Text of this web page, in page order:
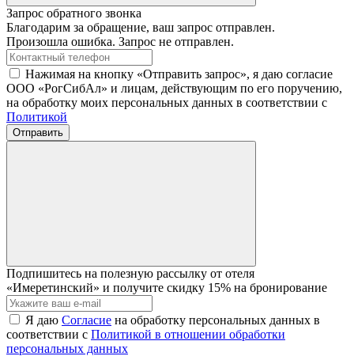
Запрос обратного звонка
Благодарим за обращение, ваш запрос отправлен.
Произошла ошибка. Запрос не отправлен.
Нажимая на кнопку «Отправить запрос», я даю согласие
ООО «РогСибАл» и лицам, действующим по его поручению,
на обработку моих персональных данных в соответствии с
Политикой
Отправить
Подпишитесь на полезную рассылку от отеля
«Имеретинский» и получите скидку 15% на бронирование
Я даю Согласие на обработку персональных данных в
соответствии с Политикой в отношении обработки
персональных данных